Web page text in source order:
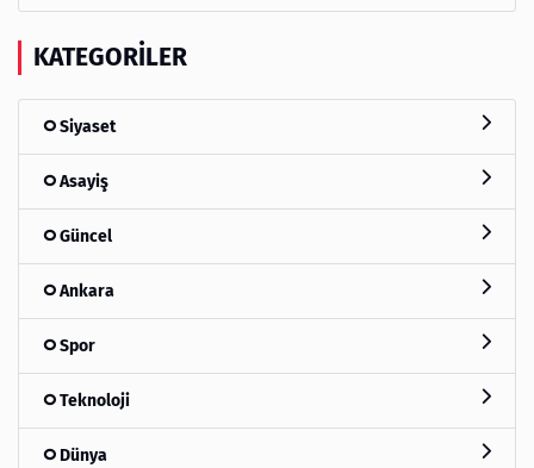
KATEGORILER
Siyaset
Asayiş
Güncel
Ankara
Spor
Teknoloji
Dünya